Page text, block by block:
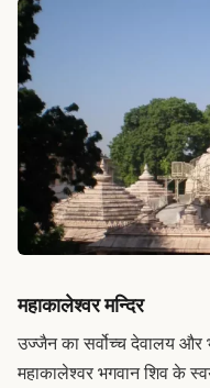
महाकालेश्वर मन्दिर
उज्जैन का सर्वोच्च देवालय और
महाकालेश्वर भगवान शिव के